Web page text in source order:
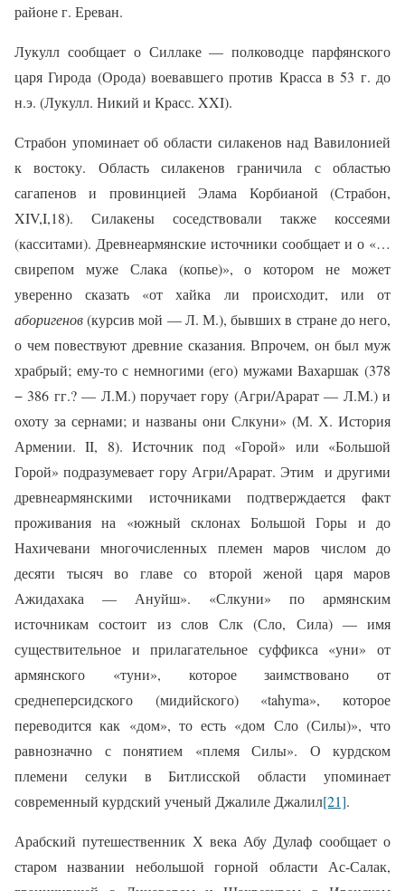
районе г. Ереван.
Лукулл сообщает о Силлаке — полководце парфянского
царя Гирода (Орода) воевавшего против Красса в 53 г. до
н.э. (Лукулл. Никий и Красс. XXI).
Страбон упоминает об области силакенов над Вавилонией
к востоку. Область силакенов граничила с областью
сагапенов и провинцией Элама Корбианой (Страбон,
XIV,I,18). Силакены соседствовали также коссеями
(касситами). Древнеармянские источники сообщает и о «…
свирепом муже Слака (копье)», о котором не может
уверенно сказать «от хайка ли происходит, или от
аборигенов(курсив мой — Л. М.), бывших в стране до него,
о чем повествуют древние сказания. Впрочем, он был муж
храбрый; ему-то с немногими (его) мужами Вахаршак (378
− 386 гг.? — Л.М.) поручает гору (Агри/Арарат — Л.М.) и
охоту за сернами; и названы они Слкуни» (М. Х. История
Армении.II, 8). Источник под «Горой» или «Большой
Горой» подразумевает гору Агри/Арарат. Этим и другими
древнеармянскими источниками подтверждается факт
проживания на «южный склонах Большой Горы и до
Нахичевани многочисленных племен маров числом до
десяти тысяч во главе со второй женой царя маров
Ажидахака — Ануйш». «Слкуни» по армянским
источникам состоит из слов Слк (Сло, Сила) — имя
существительное и прилагательное суффикса «уни» от
армянского «туни», которое заимствовано от
среднеперсидского (мидийского) «tahyma», которое
переводится как «дом», то есть «дом Сло (Силы)», что
равнозначно с понятием «племя Силы». О курдском
племени селуки в Битлисской области упоминает
современный курдский ученый Джалиле Джалил[21].
Арабский путешественник Х века Абу Дулаф сообщает о
старом названии небольшой горной области Ас-Салак,